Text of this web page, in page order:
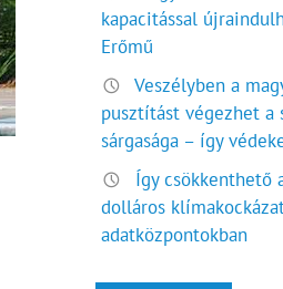
kapacitással
Erőmű
Veszélyben a
pusztítást végezhet a
sárgasága – így
Így csökkenthető
dolláros
adatközpontokban